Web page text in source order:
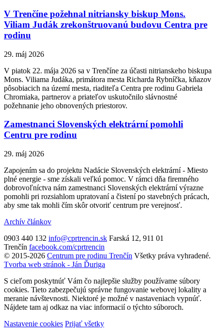
V Trenčíne požehnal nitriansky biskup Mons.
Viliam Judák zrekonštruovanú budovu Centra pre
rodinu
29. máj 2026
V piatok 22. mája 2026 sa v Trenčíne za účasti nitrianskeho biskupa
Mons. Viliama Judáka, primátora mesta Richarda Rybníčka, kňazov
pôsobiacich na území mesta, riaditeľa Centra pre rodinu Gabriela
Chromiaka, partnerov a priateľov uskutočnilo slávnostné
požehnanie jeho obnovených priestorov.
Zamestnanci Slovenských elektrární pomohli
Centru pre rodinu
29. máj 2026
Zapojením sa do projektu Nadácie Slovenských elektrární - Miesto
plné energie - sme získali veľkú pomoc. V rámci dňa firemného
dobrovoľníctva nám zamestnanci Slovenských elektrární výrazne
pomohli pri rozsiahlom upratovaní a čistení po stavebných prácach,
aby sme tak mohli čím skôr otvoriť centrum pre verejnosť.
Archív článkov
0903 440 132 info@cprtrencin.sk Farská 12, 911 01
Trenčín facebook.com/cprtrencin
© 2015-2026 Centrum pre rodinu Trenčín Všetky práva vyhradené.
Tvorba web stránok - Ján Ďuriga
S cieľom poskytnúť Vám čo najlepšie služby používame súbory
cookies. Tieto zabezpečujú správne fungovanie webovej lokality a
meranie návštevnosti. Niektoré je možné v nastaveniach vypnúť.
Nájdete tam aj odkaz na viac informacií o týchto súboroch.
Nastavenie cookies Prijať všetky